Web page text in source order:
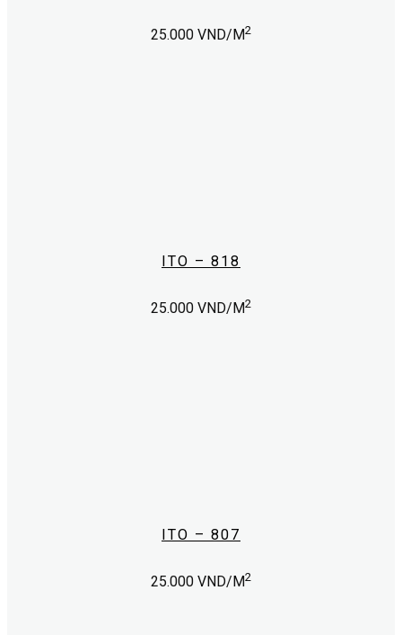
25.000 VND/M2
ITO – 818
25.000 VND/M2
ITO – 807
25.000 VND/M2